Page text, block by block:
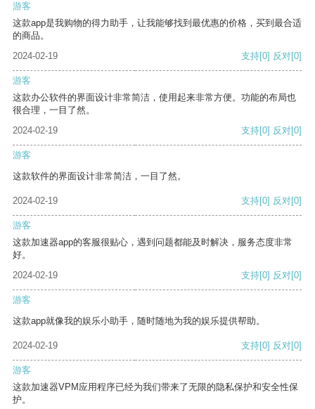
游客
这款app是我购物的得力助手，让我能够找到最优惠的价格，买到最合适
的商品。
2024-02-19
支持[0] 反对[0]
游客
这款办公软件的界面设计非常简洁，使用起来非常方便。功能的布局也
很合理，一目了然。
2024-02-19
支持[0] 反对[0]
游客
这款软件的界面设计非常简洁，一目了然。
2024-02-19 支持[0] 反对[0]
游客
这款加速器app的客服很贴心，遇到问题都能及时解决，服务态度非常
好。
2024-02-19
支持[0] 反对[0]
游客
这款app就像我的娱乐小助手，随时随地为我的娱乐提供帮助。
2024-02-19 支持[0] 反对[0]
游客
这款加速器VPM应用程序已经为我们带来了无限的隐私保护和安全性保
护。